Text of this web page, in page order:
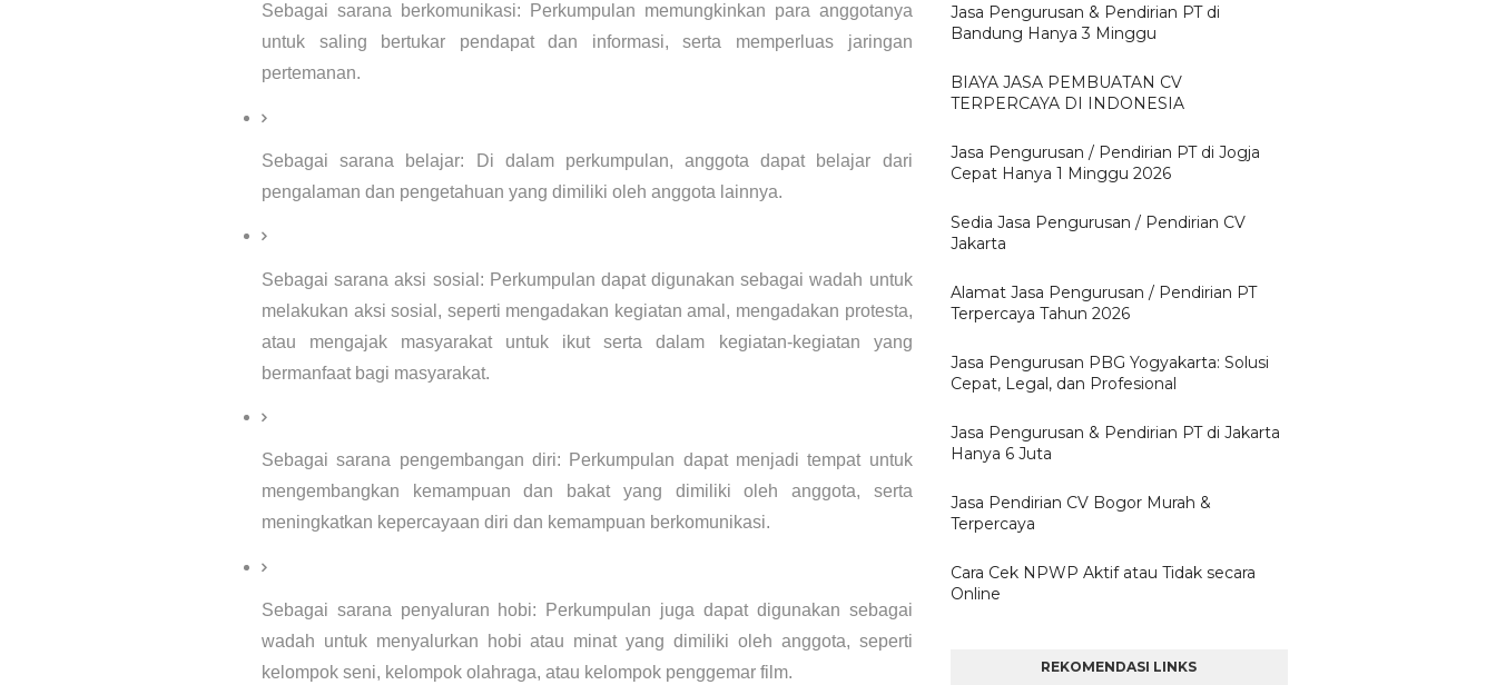
Sebagai sarana berkomunikasi: Perkumpulan memungkinkan para anggotanya
untuk saling bertukar pendapat dan informasi, serta memperluas jaringan
pertemanan.
Sebagai sarana belajar: Di dalam perkumpulan, anggota dapat belajar dari
pengalaman dan pengetahuan yang dimiliki oleh anggota lainnya.
Sebagai sarana aksi sosial: Perkumpulan dapat digunakan sebagai wadah untuk
melakukan aksi sosial, seperti mengadakan kegiatan amal, mengadakan protesta,
atau mengajak masyarakat untuk ikut serta dalam kegiatan-kegiatan yang
bermanfaat bagi masyarakat.
Sebagai sarana pengembangan diri: Perkumpulan dapat menjadi tempat untuk
mengembangkan kemampuan dan bakat yang dimiliki oleh anggota, serta
meningkatkan kepercayaan diri dan kemampuan berkomunikasi.
Sebagai sarana penyaluran hobi: Perkumpulan juga dapat digunakan sebagai
wadah untuk menyalurkan hobi atau minat yang dimiliki oleh anggota, seperti
kelompok seni, kelompok olahraga, atau kelompok penggemar film.
Jasa Pengurusan & Pendirian PT di
Bandung Hanya 3 Minggu
BIAYA JASA PEMBUATAN CV
TERPERCAYA DI INDONESIA
Jasa Pengurusan / Pendirian PT di Jogja
Cepat Hanya 1 Minggu 2026
Sedia Jasa Pengurusan / Pendirian CV
Jakarta
Alamat Jasa Pengurusan / Pendirian PT
Terpercaya Tahun 2026
Jasa Pengurusan PBG Yogyakarta: Solusi
Cepat, Legal, dan Profesional
Jasa Pengurusan & Pendirian PT di Jakarta
Hanya 6 Juta
Jasa Pendirian CV Bogor Murah &
Terpercaya
Cara Cek NPWP Aktif atau Tidak secara
Online
REKOMENDASI LINKS